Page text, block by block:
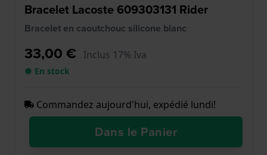
Bracelet Lacoste 609303131 Rider
Bracelet en caoutchouc silicone blanc
33,00 € Inclus 17% Iva
● En stock
Commandez aujourd'hui, expédié lundi!
Dans le Panier